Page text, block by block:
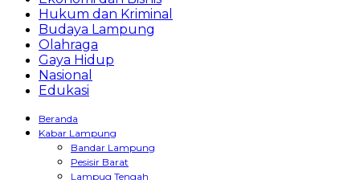
Hukum dan Kriminal
Budaya Lampung
Olahraga
Gaya Hidup
Nasional
Edukasi
Beranda
Kabar Lampung
Bandar Lampung
Pesisir Barat
Lampug Tengah